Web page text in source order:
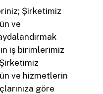
Şirketimiz
ve
iş birimlerimiz
ve hizmetlerin
göre